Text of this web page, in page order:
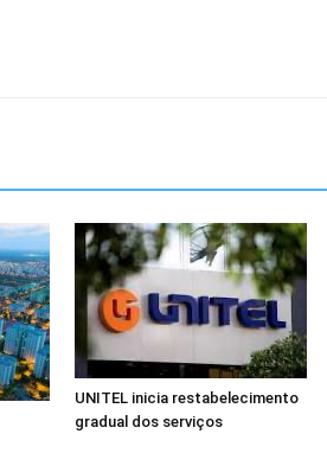
UNITEL inicia restabelecimento
gradual dos serviços